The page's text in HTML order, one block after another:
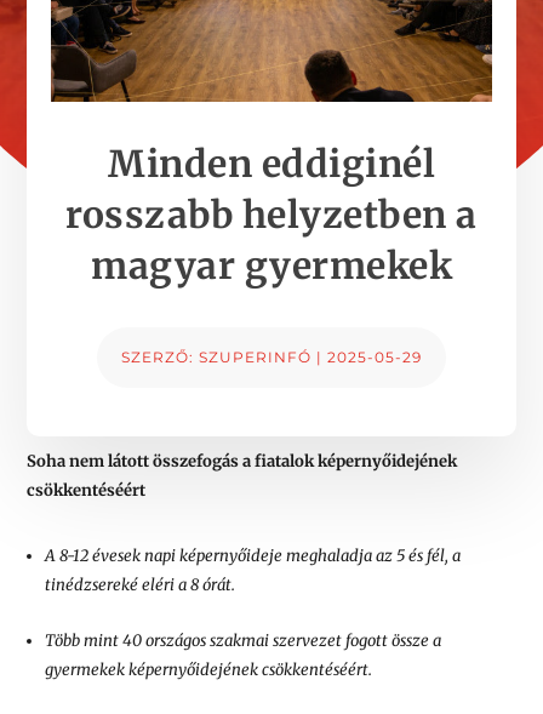
Minden eddiginél
rosszabb helyzetben a
magyar gyermekek
SZERZŐ: SZUPERINFÓ | 2025-05-29
Soha nem látott összefogás a fiatalok képernyőidejének
csökkentéséért
A 8-12 évesek napi képernyőideje meghaladja az 5 és fél, a
tinédzsereké eléri a 8 órát.
Több mint 40 országos szakmai szervezet fogott össze a
gyermekek képernyőidejének csökkentéséért.